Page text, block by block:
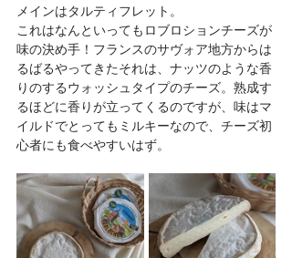
メインはタルティフレット。
これはなんといってもロブロションチーズが
味の決め手！フランスのサヴォア地方からは
るばるやってきたそれは、ナッツのような香
りのするウォッシュタイプのチーズ。熟成す
るほどに香りが立ってくるのですが、味はマ
イルドでとってもミルキーなので、チーズ初
心者にも食べやすいはず。